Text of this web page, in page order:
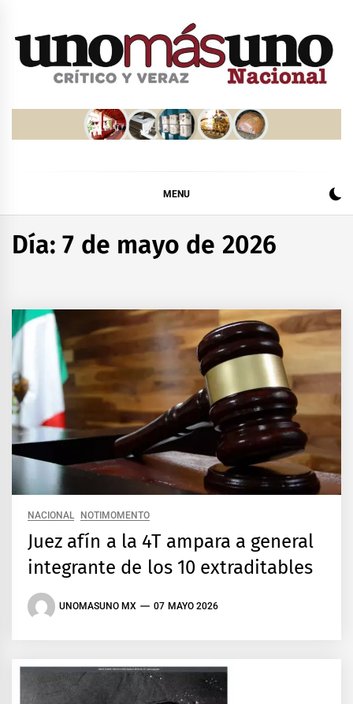
MENU
Día:7 de mayo de 2026
NACIONAL NOTIMOMENTO
Juez afín a la 4T ampara a general
integrante de los 10 extraditables
UNOMASUNO MX 07 MAYO 2026